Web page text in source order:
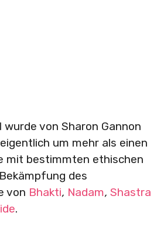
von Sharon Gannon
um mehr als einen
mit bestimmten ethischen
des
von Bhakti, Nadam, Shastra
.